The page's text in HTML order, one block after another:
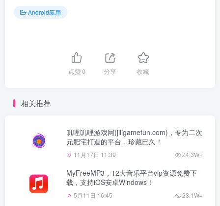
Android应用
点赞0 分享 收藏
相关推荐
叽哩叽哩游戏网(jiligamefun.com)，专为二次
元肥宅打造的平台，珍藏已久！
11月17日 11:39 24.3W+
MyFreeMP3，12大音乐平台vip资源免费下
载，支持iOS安卓Windows！
5月11日 16:45 23.1W+